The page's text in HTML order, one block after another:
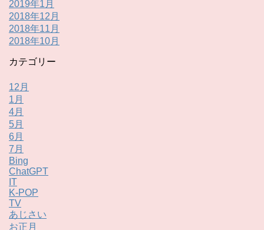
2019年1月
2018年12月
2018年11月
2018年10月
カテゴリー
12月
1月
4月
5月
6月
7月
Bing
ChatGPT
IT
K-POP
TV
あじさい
お正月